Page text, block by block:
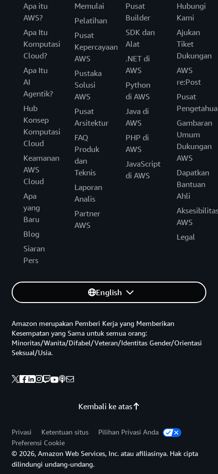
Apa itu
AWS?
Apa Itu
Komputasi
Cloud?
Apa Itu
AI
Agentik?
Hub
Konsep
Komputasi
Cloud
Keamanan
AWS
Cloud
Apa
yang
Baru
Blog
Siaran
Pers
Memulai
Pelatihan
Pusat
Kepercayaan
AWS
Pustaka
Solusi
AWS
Pusat
Arsitektur
FAQ
Produk
dan
Teknis
Laporan
Analis
Partner
AWS
Pusat
Builder
SDK dan
Alat
.NET di
AWS
Python
di AWS
Java di
AWS
PHP di
AWS
JavaScript
di AWS
Hubungi
Kami
Ajukan
Tiket
Dukungan
AWS
re:Post
Pusat
Gambaran
Umum
Dukungan
AWS
Dapatkan
Bantuan
Ahli
AWS
Legal
English
Kembali ke atas
Amazon merupakan Pemberi Kerja yang Memberikan
Kesempatan yang Sama untuk semua orang:
Minoritas/Wanita/Difabel/Veteran/Identitas Gender/Orientasi
Seksual/Usia.
Privasi Ketentuan situs
Pilihan Privasi Anda
Preferensi Cookie
© 2026, Amazon Web Services, Inc. atau afiliasinya. Hak cipta
dilindungi undang-undang.